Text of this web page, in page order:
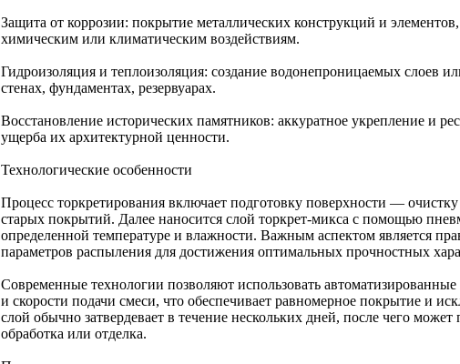
Защита от коррозии: покрытие металлических конструкций и
химическим или климатическим воздействиям.
Гидроизоляция и теплоизоляция: создание водонепроницаемых слоев
стенах, фундаментах, резервуарах.
Восстановление исторических памятников: аккуратное укрепление и
ущерба их архитектурной ценности.
Технологические особенности
Процесс торкретирования включает подготовку поверхности —
старых покрытий. Далее наносится слой торкрет-микса с помощью
определенной температуре и влажности. Важным аспектом является
параметров распыления для достижения оптимальных прочностных
Современные технологии позволяют использовать
и скорости подачи смеси, что обеспечивает равномерное покрытие и
слой обычно затвердевает в течение нескольких дней, после чего может
обработка или отделка.